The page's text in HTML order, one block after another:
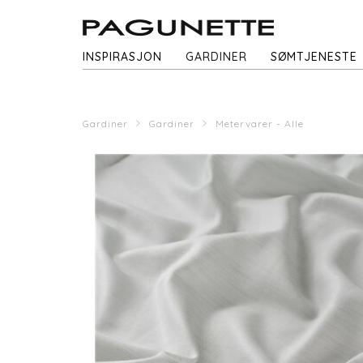
INSPIRASJON GARDINER SØMTJENESTE
Gardiner Gardiner Metervarer - Alle